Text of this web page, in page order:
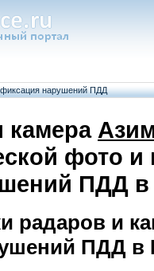
нарушений ПДД
камера
фото
ПДД в
радаров и
ПДД в